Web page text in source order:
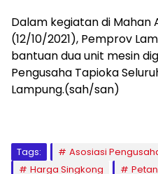
Dalam kegiatan di Mahan
(12/10/2021), Pemprov
bantuan dua unit mesin
Pengusaha Tapioka
Lampung.(sah/san)
Tags:
Asosiasi
Harga Singkong